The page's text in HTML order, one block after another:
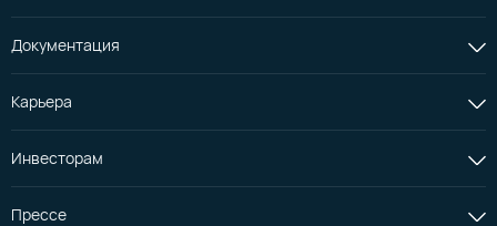
Документация
Карьера
Инвесторам
Прессе